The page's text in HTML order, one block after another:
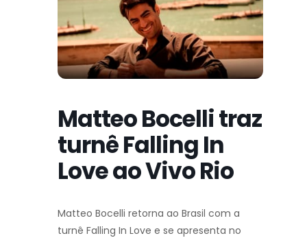
Matteo Bocelli traz
turnê Falling In
Love ao Vivo Rio
Matteo Bocelli retorna ao Brasil com a
turnê Falling In Love e se apresenta no